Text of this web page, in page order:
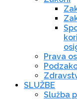
Prava
SLUŽBE
Služba